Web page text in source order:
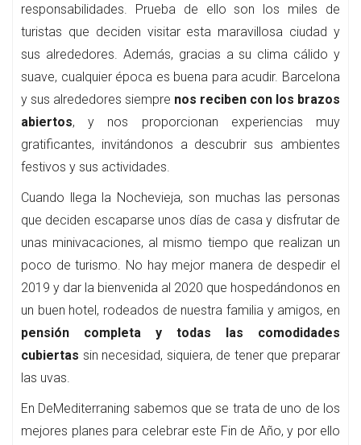
responsabilidades. Prueba de ello son los miles de
turistas que deciden visitar esta maravillosa ciudad y
sus alrededores. Además, gracias a su clima cálido y
suave, cualquier época es buena para acudir. Barcelona
y sus alrededores siempre nos reciben con los brazos
abiertos, y nos proporcionan experiencias muy
gratificantes, invitándonos a descubrir sus ambientes
festivos y sus actividades.
Cuando llega la Nochevieja, son muchas las personas
que deciden escaparse unos días de casa y disfrutar de
unas minivacaciones, al mismo tiempo que realizan un
poco de turismo. No hay mejor manera de despedir el
2019 y dar la bienvenida al 2020 que hospedándonos en
un buen hotel, rodeados de nuestra familia y amigos, en
pensión completa y todas las comodidades
cubiertas sin necesidad, siquiera, de tener que preparar
las uvas.
En DeMediterraning sabemos que se trata de uno de los
mejores planes para celebrar este Fin de Año, y por ello